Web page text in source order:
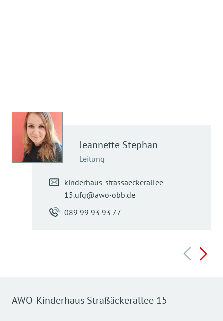
angelehnt ist, den Kindern nähergebracht.
Jeannette Stephan
Leitung
kinderhaus-strassaeckerallee-
15.ufg@awo-obb.de
089 99 93 93 77
AWO-Kinderhaus Straßäckerallee 15